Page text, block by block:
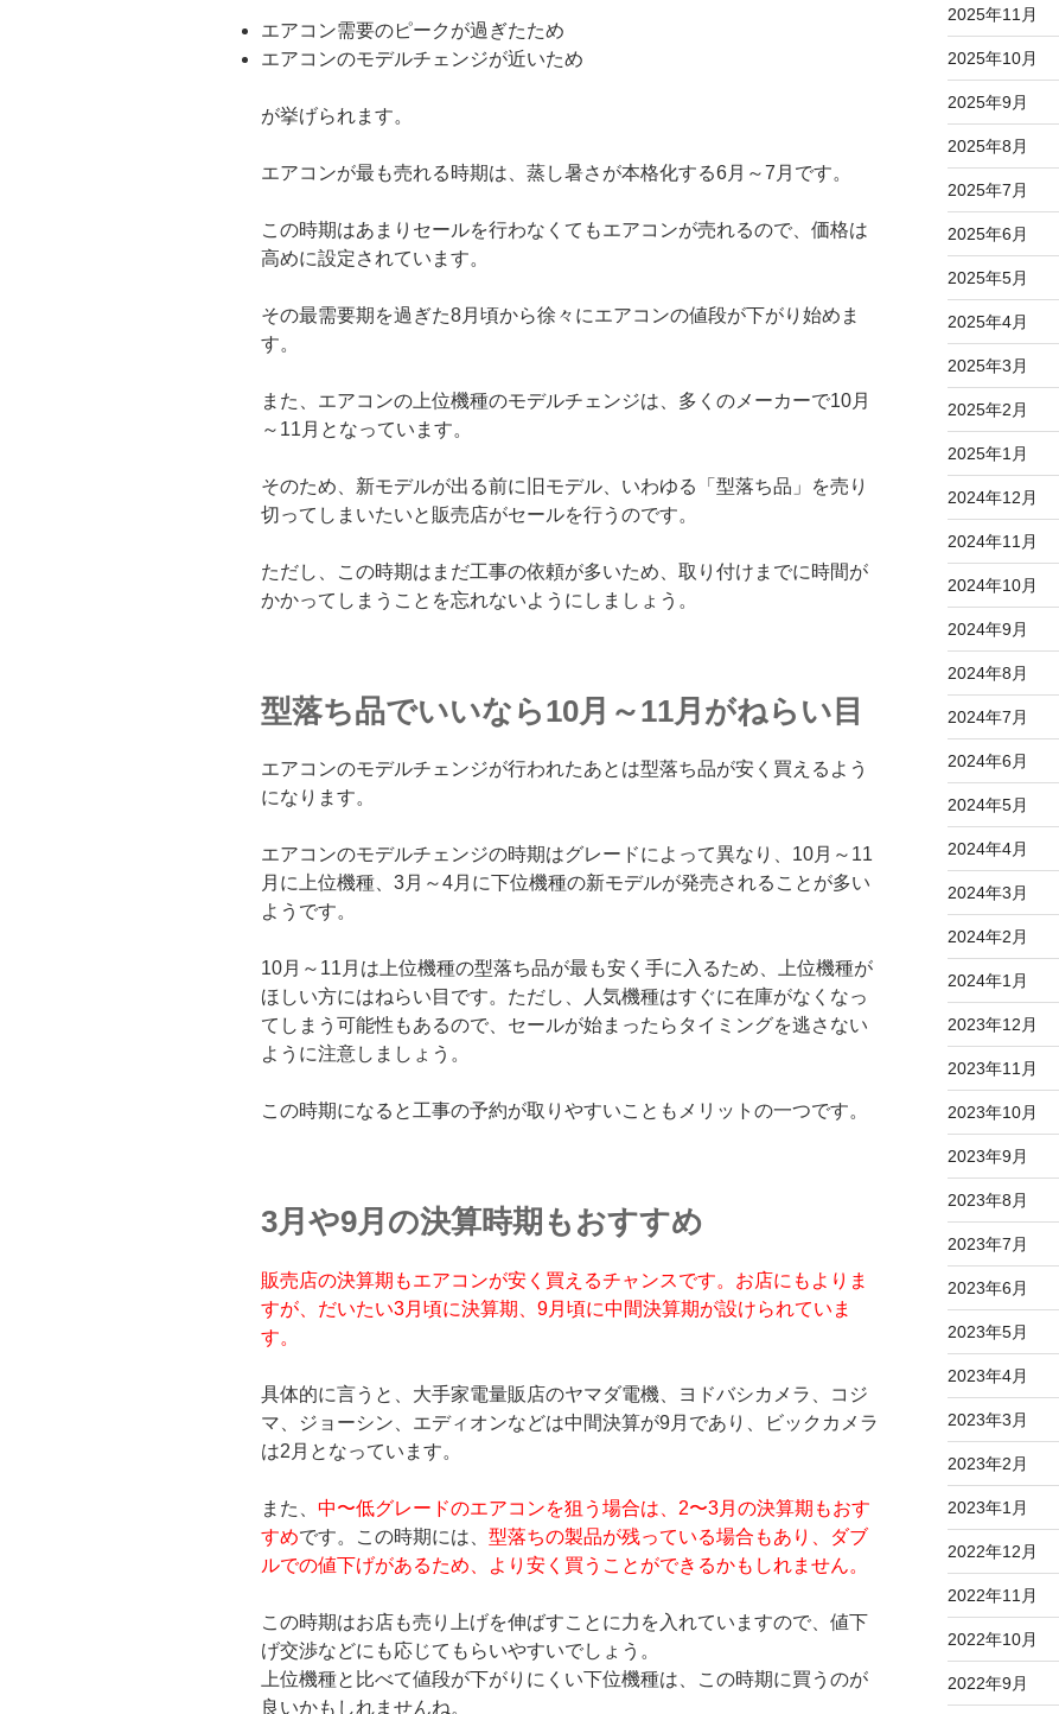
エアコン需要のピークが過ぎたため
エアコンのモデルチェンジが近いため
が挙げられます。
エアコンが最も売れる時期は、蒸し暑さが本格化する6月～7月です。
この時期はあまりセールを行わなくてもエアコンが売れるので、価格は
高めに設定されています。
その最需要期を過ぎた8月頃から徐々にエアコンの値段が下がり始めま
す。
また、エアコンの上位機種のモデルチェンジは、多くのメーカーで10月
～11月となっています。
そのため、新モデルが出る前に旧モデル、いわゆる「型落ち品」を売り
切ってしまいたいと販売店がセールを行うのです。
ただし、この時期はまだ工事の依頼が多いため、取り付けまでに時間が
かかってしまうことを忘れないようにしましょう。
型落ち品でいいなら10月～11月がねらい目
エアコンのモデルチェンジが行われたあとは型落ち品が安く買えるよう
になります。
エアコンのモデルチェンジの時期はグレードによって異なり、10月～11
月に上位機種、3月～4月に下位機種の新モデルが発売されることが多い
ようです。
10月～11月は上位機種の型落ち品が最も安く手に入るため、上位機種が
ほしい方にはねらい目です。ただし、人気機種はすぐに在庫がなくなっ
てしまう可能性もあるので、セールが始まったらタイミングを逃さない
ように注意しましょう。
この時期になると工事の予約が取りやすいこともメリットの一つです。
3月や9月の決算時期もおすすめ
販売店の決算期もエアコンが安く買えるチャンスです。お店にもよりま
すが、だいたい3月頃に決算期、9月頃に中間決算期が設けられていま
す。
具体的に言うと、大手家電量販店のヤマダ電機、ヨドバシカメラ、コジ
マ、ジョーシン、エディオンなどは中間決算が9月であり、ビックカメラ
は2月となっています。
また、 中〜低グレードのエアコンを狙う場合は、2〜3月の決算期もおす
すめです。この時期には、 型落ちの製品が残っている場合もあり、ダブ
ルでの値下げがあるため、より安く買うことができるかもしれません。
この時期はお店も売り上げを伸ばすことに力を入れていますので、値下
げ交渉などにも応じてもらいやすいでしょう。
上位機種と比べて値段が下がりにくい下位機種は、この時期に買うのが
良いかもしれませんね。
2025年11月
2025年10月
2025年9月
2025年8月
2025年7月
2025年6月
2025年5月
2025年4月
2025年3月
2025年2月
2025年1月
2024年12月
2024年11月
2024年10月
2024年9月
2024年8月
2024年7月
2024年6月
2024年5月
2024年4月
2024年3月
2024年2月
2024年1月
2023年12月
2023年11月
2023年10月
2023年9月
2023年8月
2023年7月
2023年6月
2023年5月
2023年4月
2023年3月
2023年2月
2023年1月
2022年12月
2022年11月
2022年10月
2022年9月